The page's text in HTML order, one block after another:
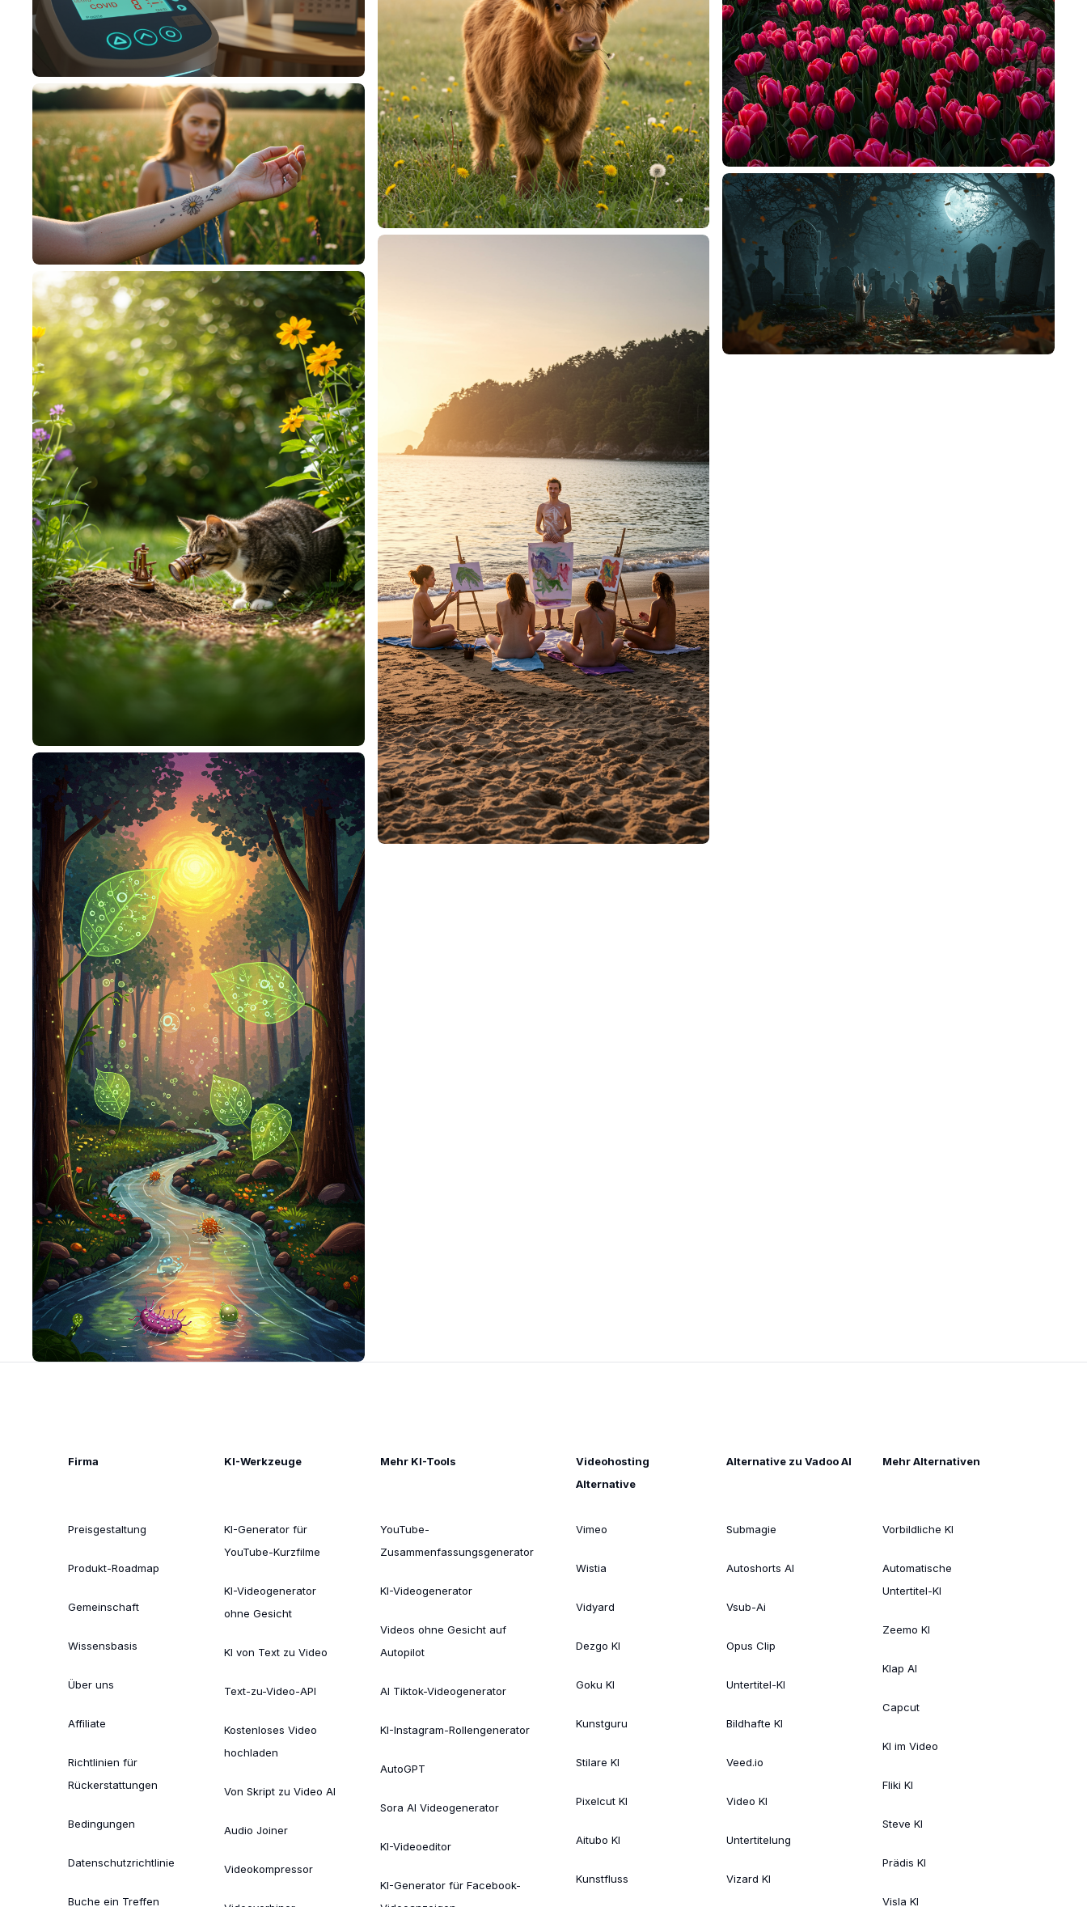
Firma
Preisgestaltung
Produkt-Roadmap
Gemeinschaft
Wissensbasis
Über uns
Affiliate
Richtlinien für
Rückerstattungen
Bedingungen
Datenschutzrichtlinie
Buche ein Treffen
KI-Werkzeuge
KI-Generator für
YouTube-Kurzfilme
KI-Videogenerator
ohne Gesicht
KI von Text zu Video
Text-zu-Video-API
Kostenloses Video
hochladen
Von Skript zu Video AI
Audio Joiner
Videokompressor
Mehr KI-Tools
YouTube-
Zusammenfassungsgenerator
KI-Videogenerator
Videos ohne Gesicht auf
Autopilot
AI Tiktok-Videogenerator
KI-Instagram-Rollengenerator
AutoGPT
Sora AI Videogenerator
KI-Videoeditor
KI-Generator für Facebook-
Videohosting
Alternative
Vimeo
Wistia
Vidyard
Dezgo KI
Goku KI
Kunstguru
Stilare KI
Pixelcut KI
Aitubo KI
Kunstfluss
Alternative zu Vadoo AI
Submagie
Autoshorts AI
Vsub-Ai
Opus Clip
Untertitel-KI
Bildhafte KI
Veed.io
Video KI
Untertitelung
Vizard KI
Mehr Alternativen
Vorbildliche KI
Automatische
Untertitel-KI
Zeemo KI
Klap AI
Capcut
KI im Video
Fliki KI
Steve KI
Prädis KI
Visla KI